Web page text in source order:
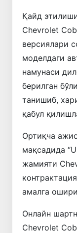
Қайд
Chevrolet
версиялари
моделдаги
намунаси
берилган
танишиб,
қабул
Ортиқча
мақсадида
жамияти
амалга
Онлайн
Chevrolet